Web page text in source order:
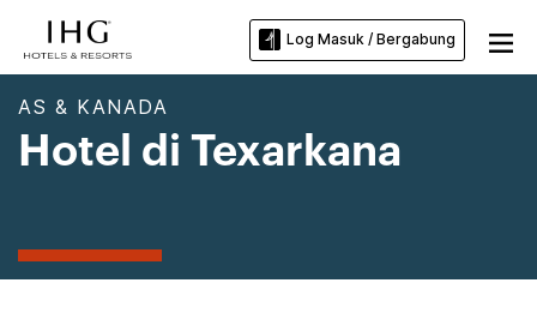
Log Masuk / Bergabung
AS & KANADA
Hotel di Texarkana